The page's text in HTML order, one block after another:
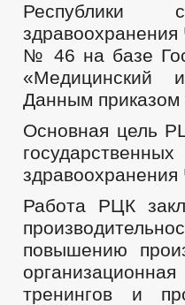
Республики
здравоохранения
№ 46 на базе
«Медицинский
Данным
Основная цель
здравоохранения
Работа РЦК
повышению
тренингов и